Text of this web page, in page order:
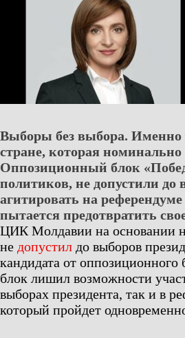
Выборы без выбора. Именно
стране, которая
Оппозиционный блок
политиков, не допустили до
агитировать на
пытается предотвратить
ЦИК Молдавии на основании
не допустил до выборов
кандидата от
блок лишил возможности
выборах президента, так и в
который пройдет